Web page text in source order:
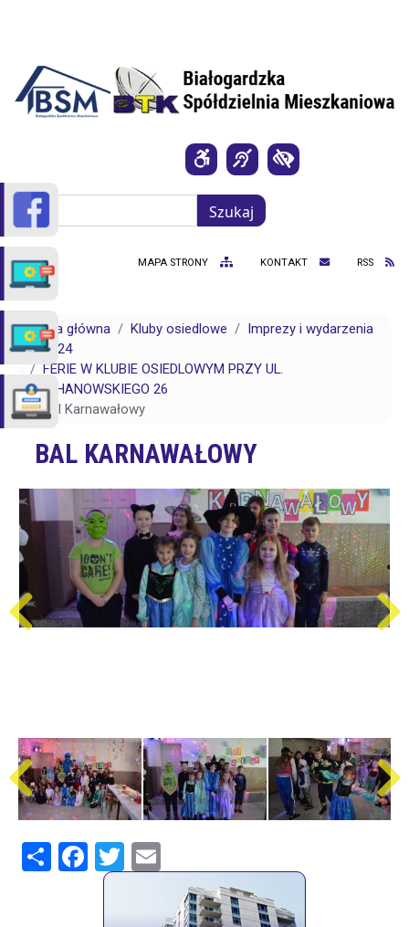
Szukaj
Szukaj
MAPA STRONY KONTAKT RSS
Strona główna Kluby osiedlowe
Imprezy i wydarzenia
2024
FERIE W KLUBIE OSIEDLOWYM PRZY UL.
KOCHANOWSKIEGO 26
Bal Karnawałowy
BAL KARNAWAŁOWY
ShareFacebook
Twitter